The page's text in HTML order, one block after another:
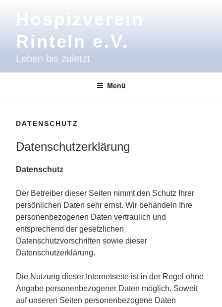
Hospizverein
Rinteln e.V.
Leben bis zuletzt
Menü
DATENSCHUTZ
Datenschutzerklärung
Datenschutz
Der Betreiber dieser Seiten nimmt den Schutz Ihrer
persönlichen Daten sehr ernst. Wir behandeln Ihre
personenbezogenen Daten vertraulich und
entsprechend der gesetzlichen
Datenschutzvorschriften sowie dieser
Datenschutzerklärung.
Die Nutzung dieser Internetseite ist in der Regel ohne
Angabe personenbezogener Daten möglich. Soweit
auf unseren Seiten personenbezogene Daten